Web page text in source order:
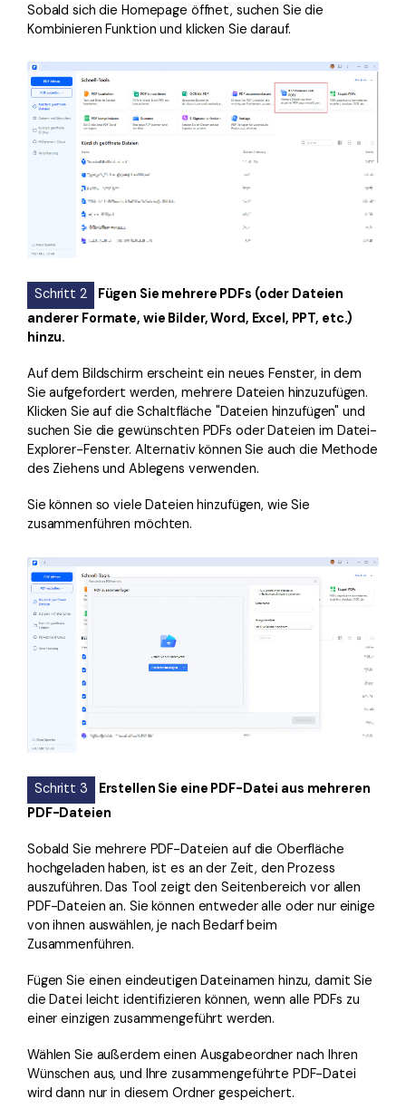
Sobald sich die Homepage öffnet, suchen Sie die
Kombinieren Funktion und klicken Sie darauf.
Schritt 2
Fügen Sie mehrere PDFs (oder Dateien
anderer Formate, wie Bilder, Word, Excel, PPT, etc.)
hinzu.
Auf dem Bildschirm erscheint ein neues Fenster, in dem
Sie aufgefordert werden, mehrere Dateien hinzuzufügen.
Klicken Sie auf die Schaltfläche "Dateien hinzufügen" und
suchen Sie die gewünschten PDFs oder Dateien im Datei-
Explorer-Fenster. Alternativ können Sie auch die Methode
des Ziehens und Ablegens verwenden.
Sie können so viele Dateien hinzufügen, wie Sie
zusammenführen möchten.
Schritt 3
Erstellen Sie eine PDF-Datei aus mehreren
PDF-Dateien
Sobald Sie mehrere PDF-Dateien auf die Oberfläche
hochgeladen haben, ist es an der Zeit, den Prozess
auszuführen. Das Tool zeigt den Seitenbereich vor allen
PDF-Dateien an. Sie können entweder alle oder nur einige
von ihnen auswählen, je nach Bedarf beim
Zusammenführen.
Fügen Sie einen eindeutigen Dateinamen hinzu, damit Sie
die Datei leicht identifizieren können, wenn alle PDFs zu
einer einzigen zusammengeführt werden.
Wählen Sie außerdem einen Ausgabeordner nach Ihren
Wünschen aus, und Ihre zusammengeführte PDF-Datei
wird dann nur in diesem Ordner gespeichert.